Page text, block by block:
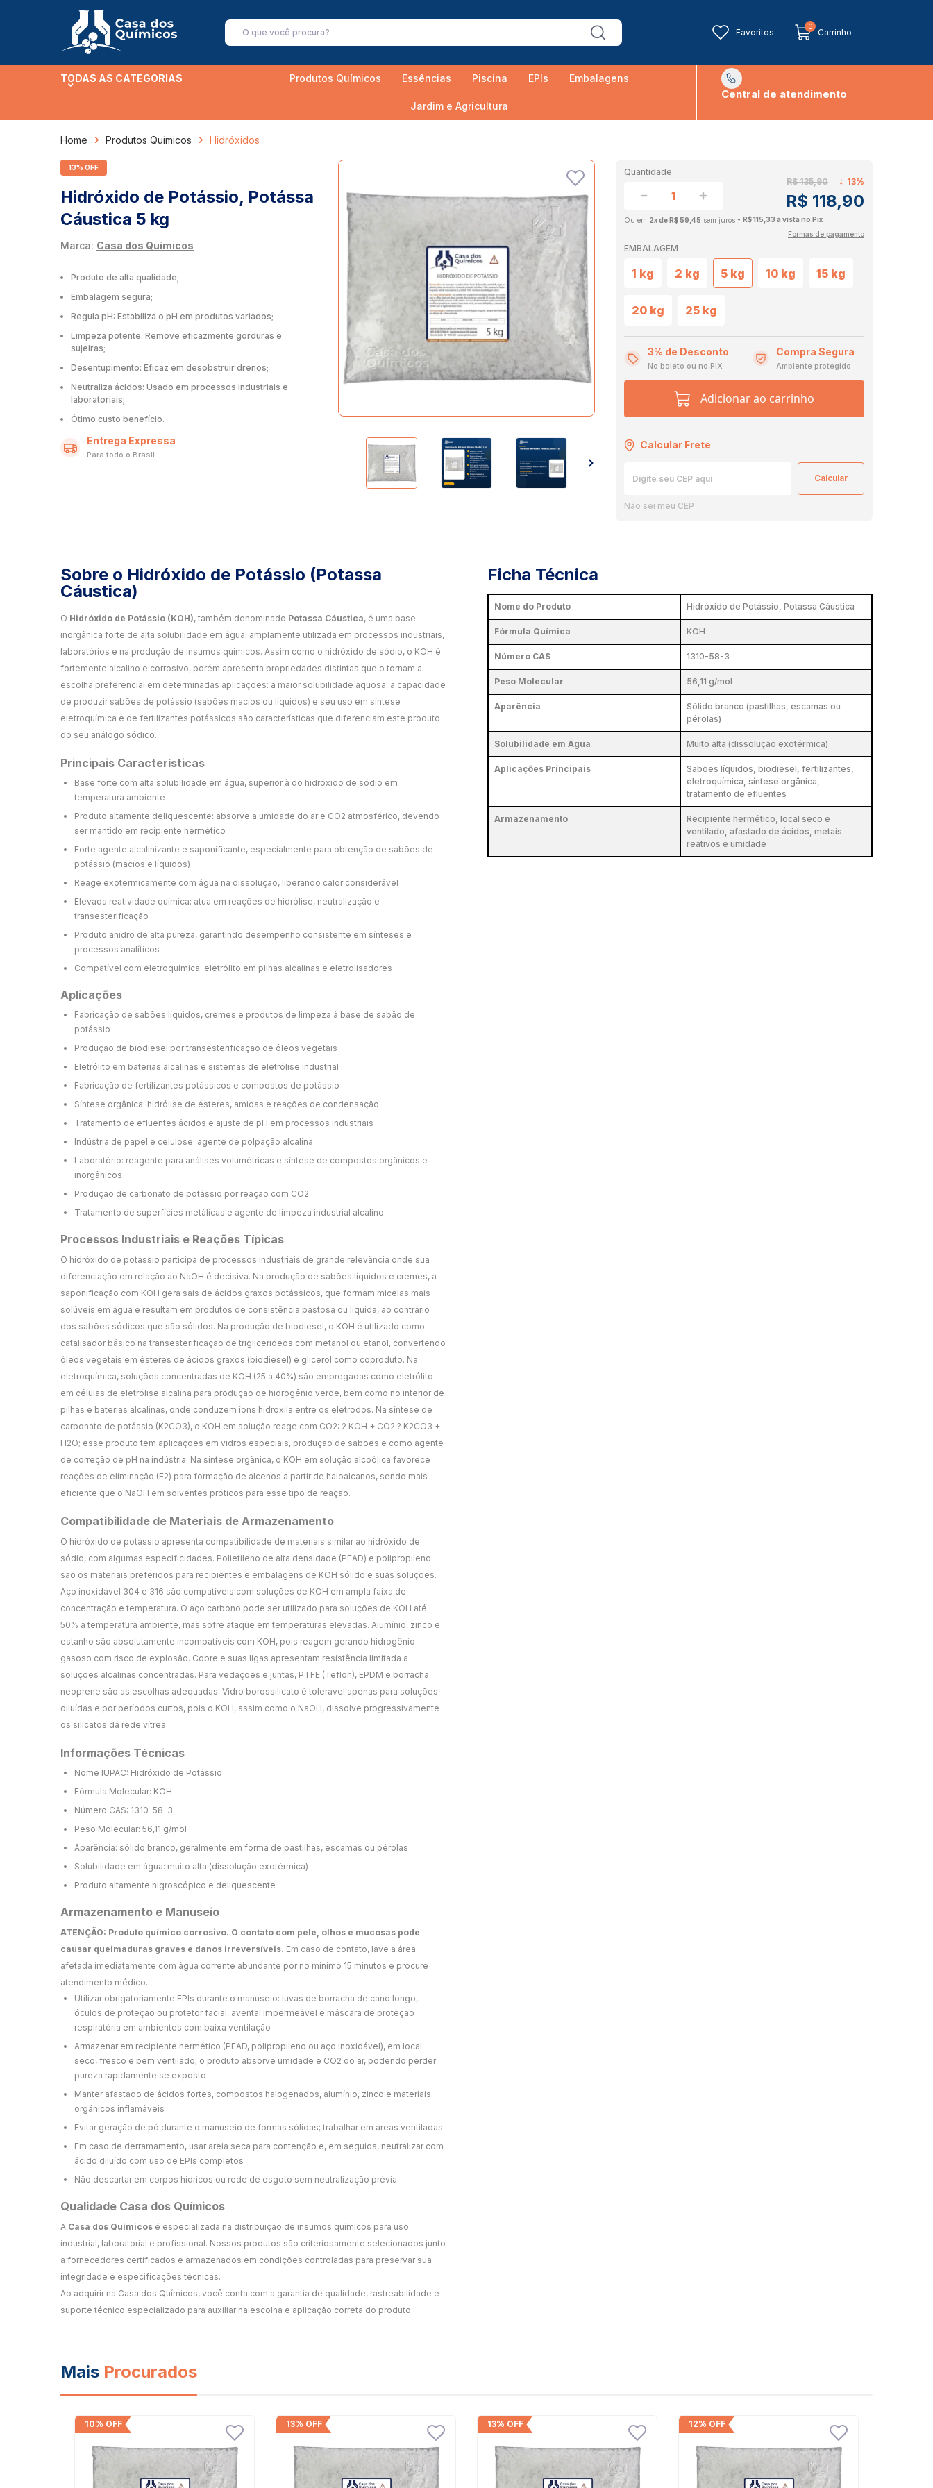
Favoritos
0
Carrinho
TODAS AS CATEGORIAS Produtos Químicos Essências Piscina EPIs Embalagens
Jardim e Agricultura
Central de atendimento
Home Produtos Químicos Hidróxidos
13% OFF
Hidróxido de Potássio, Potássa
Cáustica 5 kg
Marca: Casa dos Químicos
Produto de alta qualidade;
Embalagem segura;
Regula pH: Estabiliza o pH em produtos variados;
Limpeza potente: Remove eficazmente gorduras e
sujeiras;
Desentupimento: Eficaz em desobstruir drenos;
Neutraliza ácidos: Usado em processos industriais e
laboratoriais;
Ótimo custo benefício.
Entrega Expressa
Para todo o Brasil
Quantidade
R$ 135,90
R$ 118,90
13%
2x de R$ 59,45 sem juros
R$ 115,33 à vista no Pix
Formas de pagamento
EMBALAGEM
1 kg 2 kg 5 kg 10 kg 15 kg
20 kg 25 kg
3% de Desconto
No boleto ou no PIX
Compra Segura
Ambiente protegido
Adicionar ao carrinho
Calcular Frete
Não sei meu CEP
Sobre o Hidróxido de Potássio (Potassa
Cáustica)
O Hidróxido de Potássio (KOH), também denominado Potassa Cáustica, é uma base
inorgânica forte de alta solubilidade em água, amplamente utilizada em processos industriais,
laboratórios e na produção de insumos químicos. Assim como o hidróxido de sódio, o KOH é
fortemente alcalino e corrosivo, porém apresenta propriedades distintas que o tornam a
escolha preferencial em determinadas aplicações: a maior solubilidade aquosa, a capacidade
de produzir sabões de potássio (sabões macios ou líquidos) e seu uso em síntese
eletroquímica e de fertilizantes potássicos são características que diferenciam este produto
do seu análogo sódico.
Principais Características
Base forte com alta solubilidade em água, superior à do hidróxido de sódio em
temperatura ambiente
Produto altamente deliquescente: absorve a umidade do ar e CO2 atmosférico, devendo
ser mantido em recipiente hermético
Forte agente alcalinizante e saponificante, especialmente para obtenção de sabões de
potássio (macios e líquidos)
Reage exotermicamente com água na dissolução, liberando calor considerável
Elevada reatividade química: atua em reações de hidrólise, neutralização e
transesterificação
Produto anidro de alta pureza, garantindo desempenho consistente em sínteses e
processos analíticos
Compatível com eletroquímica: eletrólito em pilhas alcalinas e eletrolisadores
Aplicações
Fabricação de sabões líquidos, cremes e produtos de limpeza à base de sabão de
potássio
Produção de biodiesel por transesterificação de óleos vegetais
Eletrólito em baterias alcalinas e sistemas de eletrólise industrial
Fabricação de fertilizantes potássicos e compostos de potássio
Síntese orgânica: hidrólise de ésteres, amidas e reações de condensação
Tratamento de efluentes ácidos e ajuste de pH em processos industriais
Indústria de papel e celulose: agente de polpação alcalina
Laboratório: reagente para análises volumétricas e síntese de compostos orgânicos e
inorgânicos
Produção de carbonato de potássio por reação com CO2
Tratamento de superfícies metálicas e agente de limpeza industrial alcalino
Processos Industriais e Reações Típicas
O hidróxido de potássio participa de processos industriais de grande relevância onde sua
diferenciação em relação ao NaOH é decisiva. Na produção de sabões líquidos e cremes, a
saponificação com KOH gera sais de ácidos graxos potássicos, que formam micelas mais
solúveis em água e resultam em produtos de consistência pastosa ou líquida, ao contrário
dos sabões sódicos que são sólidos. Na produção de biodiesel, o KOH é utilizado como
catalisador básico na transesterificação de triglicerídeos com metanol ou etanol, convertendo
óleos vegetais em ésteres de ácidos graxos (biodiesel) e glicerol como coproduto. Na
eletroquímica, soluções concentradas de KOH (25 a 40%) são empregadas como eletrólito
em células de eletrólise alcalina para produção de hidrogênio verde, bem como no interior de
pilhas e baterias alcalinas, onde conduzem íons hidroxila entre os eletrodos. Na síntese de
carbonato de potássio (K2CO3), o KOH em solução reage com CO2: 2 KOH + CO2 ? K2CO3 +
H2O; esse produto tem aplicações em vidros especiais, produção de sabões e como agente
de correção de pH na indústria. Na síntese orgânica, o KOH em solução alcoólica favorece
reações de eliminação (E2) para formação de alcenos a partir de haloalcanos, sendo mais
eficiente que o NaOH em solventes próticos para esse tipo de reação.
Compatibilidade de Materiais de Armazenamento
O hidróxido de potássio apresenta compatibilidade de materiais similar ao hidróxido de
sódio, com algumas especificidades. Polietileno de alta densidade (PEAD) e polipropileno
são os materiais preferidos para recipientes e embalagens de KOH sólido e suas soluções.
Aço inoxidável 304 e 316 são compatíveis com soluções de KOH em ampla faixa de
concentração e temperatura. O aço carbono pode ser utilizado para soluções de KOH até
50% a temperatura ambiente, mas sofre ataque em temperaturas elevadas. Alumínio, zinco e
estanho são absolutamente incompatíveis com KOH, pois reagem gerando hidrogênio
gasoso com risco de explosão. Cobre e suas ligas apresentam resistência limitada a
soluções alcalinas concentradas. Para vedações e juntas, PTFE (Teflon), EPDM e borracha
neoprene são as escolhas adequadas. Vidro borossilicato é tolerável apenas para soluções
diluídas e por períodos curtos, pois o KOH, assim como o NaOH, dissolve progressivamente
os silicatos da rede vítrea.
Informações Técnicas
Nome IUPAC: Hidróxido de Potássio
Fórmula Molecular: KOH
Número CAS: 1310-58-3
Peso Molecular: 56,11 g/mol
Aparência: sólido branco, geralmente em forma de pastilhas, escamas ou pérolas
Solubilidade em água: muito alta (dissolução exotérmica)
Produto altamente higroscópico e deliquescente
Armazenamento e Manuseio
ATENÇÃO: Produto químico corrosivo. O contato com pele, olhos e mucosas pode
causar queimaduras graves e danos irreversíveis. Em caso de contato, lave a área
afetada imediatamente com água corrente abundante por no mínimo 15 minutos e procure
atendimento médico.
Utilizar obrigatoriamente EPIs durante o manuseio: luvas de borracha de cano longo,
óculos de proteção ou protetor facial, avental impermeável e máscara de proteção
respiratória em ambientes com baixa ventilação
Armazenar em recipiente hermético (PEAD, polipropileno ou aço inoxidável), em local
seco, fresco e bem ventilado; o produto absorve umidade e CO2 do ar, podendo perder
pureza rapidamente se exposto
Manter afastado de ácidos fortes, compostos halogenados, alumínio, zinco e materiais
orgânicos inflamáveis
Evitar geração de pó durante o manuseio de formas sólidas; trabalhar em áreas ventiladas
Em caso de derramamento, usar areia seca para contenção e, em seguida, neutralizar com
ácido diluído com uso de EPIs completos
Não descartar em corpos hídricos ou rede de esgoto sem neutralização prévia
Qualidade Casa dos Químicos
A Casa dos Químicos é especializada na distribuição de insumos químicos para uso
industrial, laboratorial e profissional. Nossos produtos são criteriosamente selecionados junto
a fornecedores certificados e armazenados em condições controladas para preservar sua
integridade e especificações técnicas.
Ao adquirir na Casa dos Químicos, você conta com a garantia de qualidade, rastreabilidade e
suporte técnico especializado para auxiliar na escolha e aplicação correta do produto.
Ficha Técnica
Nome do Produto Hidróxido de Potássio, Potassa Cáustica
Fórmula Química KOH
Número CAS 1310-58-3
Peso Molecular 56,11 g/mol
Aparência
Sólido branco (pastilhas, escamas ou
pérolas)
Solubilidade em Água Muito alta (dissolução exotérmica)
Aplicações Principais
Sabões líquidos, biodiesel, fertilizantes,
eletroquímica, síntese orgânica,
tratamento de efluentes
Armazenamento
Recipiente hermético, local seco e
ventilado, afastado de ácidos, metais
reativos e umidade
Mais Procurados
10% OFF 13% OFF 13% OFF 12% OFF